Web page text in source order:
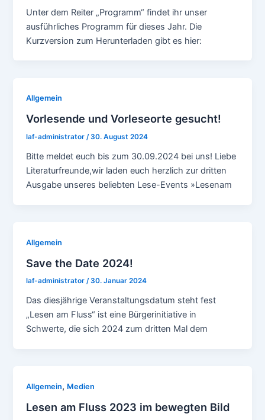
Unter dem Reiter „Programm“ findet ihr unser
ausführliches Programm für dieses Jahr. Die
Kurzversion zum Herunterladen gibt es hier:
Allgemein
Vorlesende und Vorleseorte gesucht!
laf-administrator/30. August 2024
Bitte meldet euch bis zum 30.09.2024 bei uns! Liebe
Literaturfreunde,wir laden euch herzlich zur dritten
Ausgabe unseres beliebten Lese-Events »Lesenam
Allgemein
Save the Date 2024!
laf-administrator/30. Januar 2024
Das diesjährige Veranstaltungsdatum steht fest
„Lesen am Fluss“ ist eine Bürgerinitiative in
Schwerte, die sich 2024 zum dritten Mal dem
Allgemein, Medien
Lesen am Fluss 2023 im bewegten Bild